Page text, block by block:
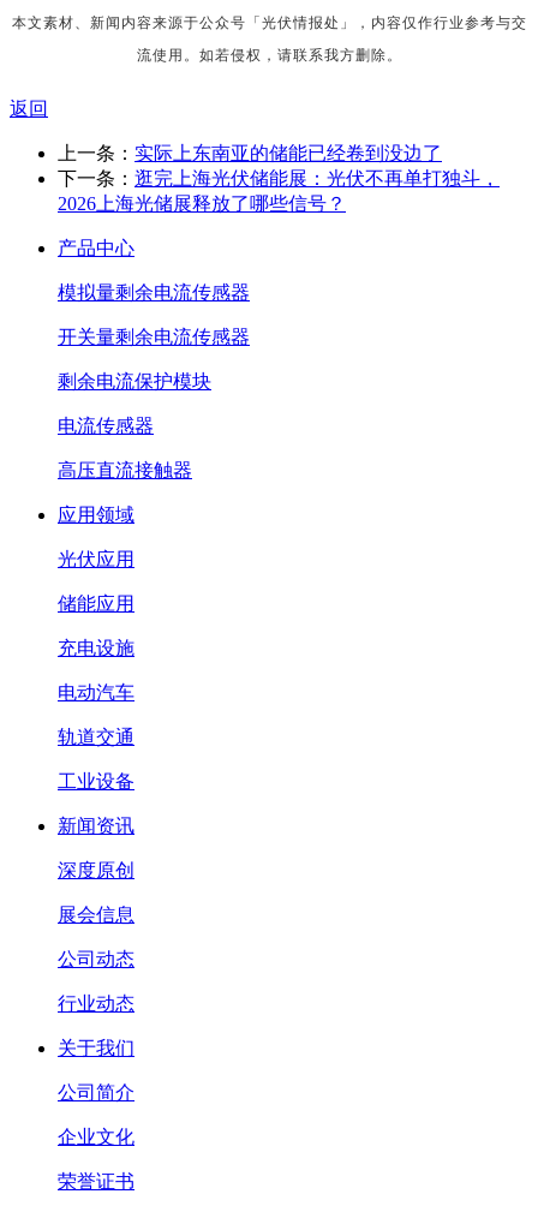
本文素材、新闻内容来源于公众号「光伏情报处」，内容仅作行业参考与交
流使用。如若侵权，请联系我方删除。
返回
上一条： 实际上东南亚的储能已经卷到没边了
下一条： 逛完上海光伏储能展：光伏不再单打独斗，
2026上海光储展释放了哪些信号？
产品中心
模拟量剩余电流传感器
开关量剩余电流传感器
剩余电流保护模块
电流传感器
高压直流接触器
应用领域
光伏应用
储能应用
充电设施
电动汽车
轨道交通
工业设备
新闻资讯
深度原创
展会信息
公司动态
行业动态
关于我们
公司简介
企业文化
荣誉证书